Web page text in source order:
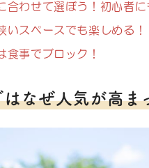
合わせて選ぼう！初心者
いスペースでも楽しめる！
食事でブロック！
なぜ人気が高ま